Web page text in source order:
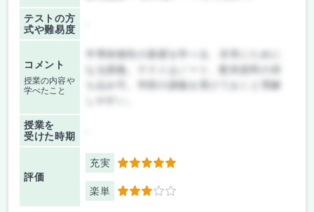
テストの方
式や難易度
コメント
授業の内容や
学べたこと
半導体物性の基礎を学べる、非常にために
なる講義。テストはノート、配布資料の持
ち込み可。学部の講義を受けておくと理解
授業を
受けた時期
評価
充実 5
楽単 3